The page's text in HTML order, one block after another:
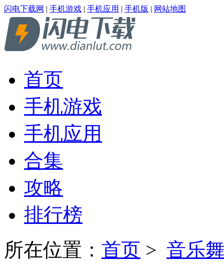
闪电下载网 | 手机游戏 | 手机应用 | 手机版 | 网站地图
首页
手机游戏
手机应用
合集
攻略
排行榜
所在位置： 首页 > 音乐